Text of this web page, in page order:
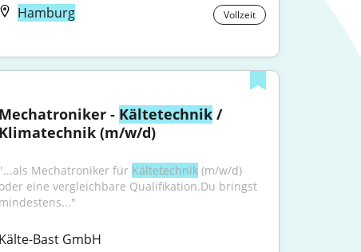
Hamburg
Vollzeit
Mechatroniker - Kältetechnik /
Klimatechnik (m/w/d)
"...als Mechatroniker für Kältetechnik (m/w/d)
oder eine vergleichbare Qualifikation.Du bringst
mindestens..."
Kälte-Bast GmbH